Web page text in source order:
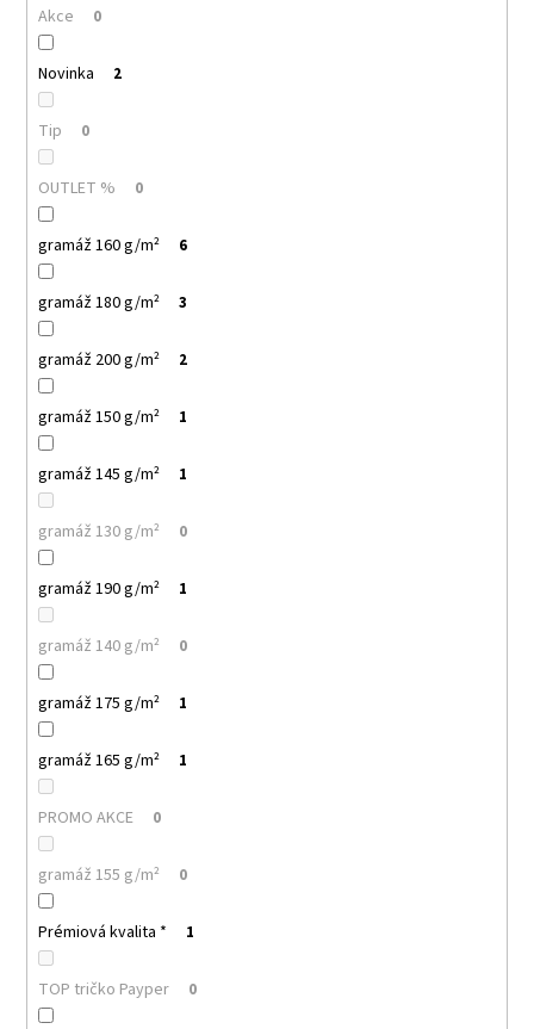
Akce 0
Novinka 2
Tip 0
OUTLET % 0
gramáž 160 g/m² 6
gramáž 180 g/m² 3
gramáž 200 g/m² 2
gramáž 150 g/m² 1
gramáž 145 g/m² 1
gramáž 130 g/m² 0
gramáž 190 g/m² 1
gramáž 140 g/m² 0
gramáž 175 g/m² 1
gramáž 165 g/m² 1
PROMO AKCE 0
gramáž 155 g/m² 0
Prémiová kvalita * 1
TOP tričko Payper 0
m
MULTIFUNKČNÍ
ŠÁTEK
NANUK
32
Kč